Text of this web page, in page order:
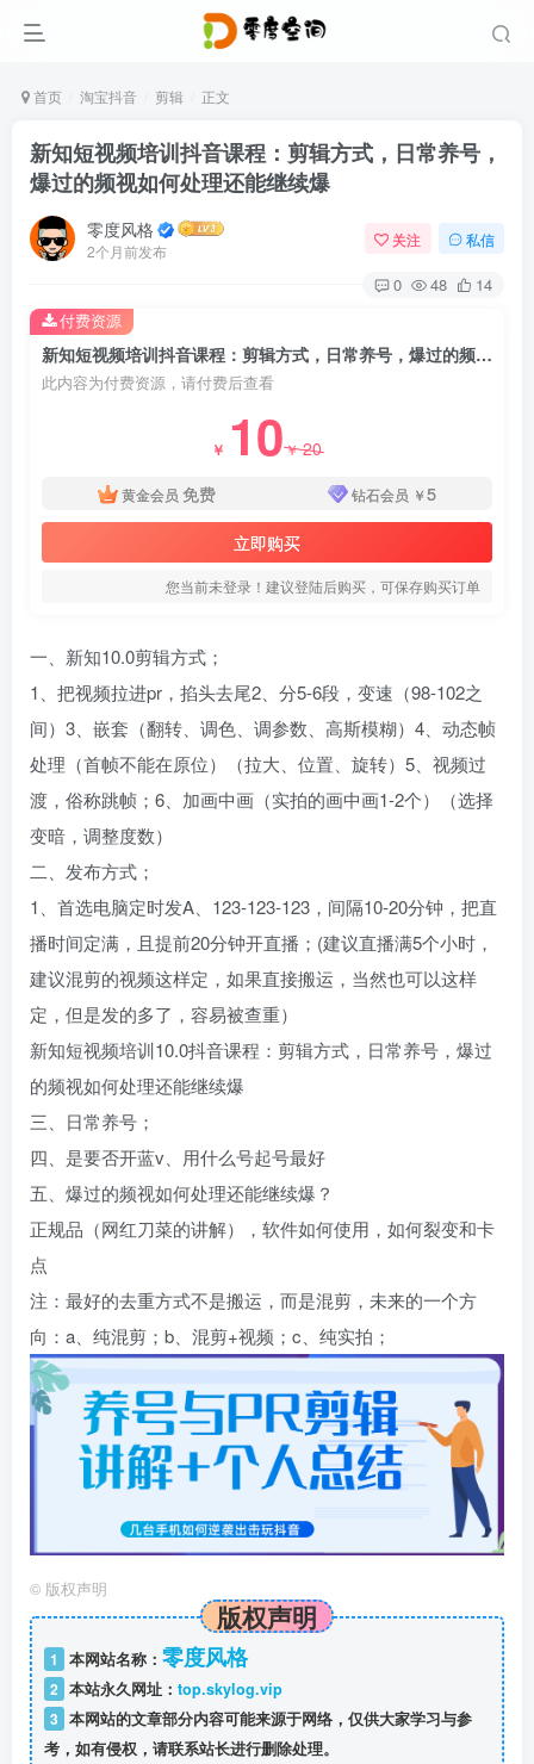
首页 淘宝抖音 剪辑 正文
新知短视频培训抖音课程：剪辑方式，日常养号，
爆过的频视如何处理还能继续爆
零度风格
2个月前发布
关注 私信
0 48 14
新知短视频培训抖音课程：剪辑方式，日常养号，爆过的频视如何处理还能继续爆
此内容为付费资源，请付费后查看
￥ 10￥20
黄金会员 免费 钻石会员 ￥5
立即购买
您当前未登录！建议登陆后购买，可保存购买订单
付费资源
一、新知10.0剪辑方式；
1、把视频拉进pr，掐头去尾2、分5-6段，变速（98-102之
间）3、嵌套（翻转、调色、调参数、高斯模糊）4、动态帧
处理（首帧不能在原位）（拉大、位置、旋转）5、视频过
渡，俗称跳帧；6、加画中画（实拍的画中画1-2个）（选择
变暗，调整度数）
二、发布方式；
1、首选电脑定时发A、123-123-123，间隔10-20分钟，把直
播时间定满，且提前20分钟开直播；(建议直播满5个小时，
建议混剪的视频这样定，如果直接搬运，当然也可以这样
定，但是发的多了，容易被查重）
新知短视频培训10.0抖音课程：剪辑方式，日常养号，爆过
的频视如何处理还能继续爆
三、日常养号；
四、是要否开蓝v、用什么号起号最好
五、爆过的频视如何处理还能继续爆？
正规品（网红刀菜的讲解），软件如何使用，如何裂变和卡
点
注：最好的去重方式不是搬运，而是混剪，未来的一个方
向：a、纯混剪；b、混剪+视频；c、纯实拍；
© 版权声明
版权声明
1 本网站名称： 零度风格
2 本站永久网址： top.skylog.vip
3 本网站的文章部分内容可能来源于网络，仅供大家学习与参
考，如有侵权，请联系站长进行删除处理。